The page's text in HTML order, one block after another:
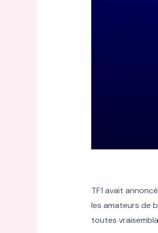
TF1 avait
les amateurs de
toutes